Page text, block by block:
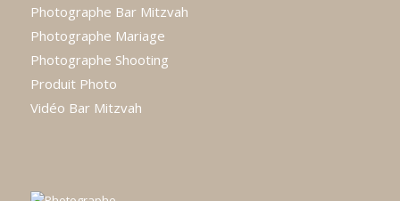
Photographe Bar Mitzvah
Photographe Mariage
Photographe Shooting
Produit Photo
Vidéo Bar Mitzvah